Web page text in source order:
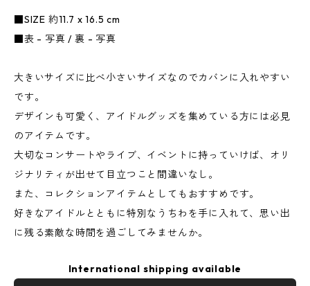
■SIZE 約11.7 x 16.5 cm
■表 - 写真 / 裏 - 写真
大きいサイズに比べ小さいサイズなのでカバンに入れやすい
です。
デザインも可愛く、アイドルグッズを集めている方には必見
のアイテムです。
大切なコンサートやライブ、イベントに持っていけば、オリ
ジナリティが出せて目立つこと間違いなし。
また、コレクションアイテムとしてもおすすめです。
好きなアイドルとともに特別なうちわを手に入れて、思い出
に残る素敵な時間を過ごしてみませんか。
International shipping available